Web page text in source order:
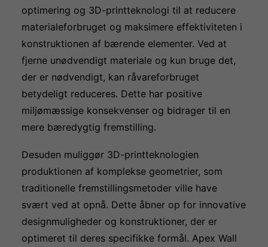
optimering og 3D-printteknologi til at reducere
materialeforbruget og maksimere effektiviteten i
konstruktionen af bærende elementer. Ved at
fjerne unødvendigt materiale og kun bruge det,
der er nødvendigt, kan råvareforbruget
betydeligt reduceres. Dette har positive
miljømæssige konsekvenser og bidrager til en
mere bæredygtig fremstilling.
Desuden muliggør 3D-printteknologien
produktionen af komplekse geometrier, som
traditionelle fremstillingsmetoder ville have
svært ved at opnå. Dette åbner op for innovative
designmuligheder og konstruktioner, der er
optimeret til deres specifikke formål. Apex Wall